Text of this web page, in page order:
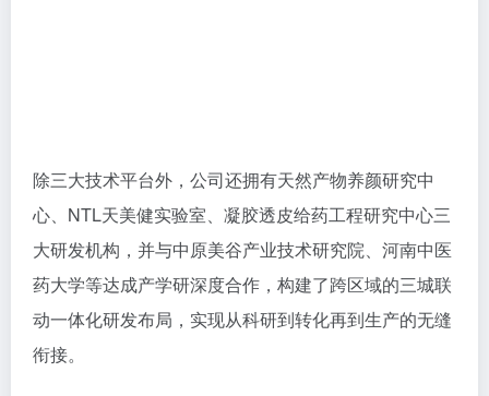
除三大技术平台外，公司还拥有天然产物养颜研究中
心、NTL天美健实验室、凝胶透皮给药工程研究中心三
大研发机构，并与中原美谷产业技术研究院、河南中医
药大学等达成产学研深度合作，构建了跨区域的三城联
动一体化研发布局，实现从科研到转化再到生产的无缝
衔接。